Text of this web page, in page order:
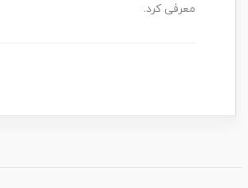
معرفی کرد.